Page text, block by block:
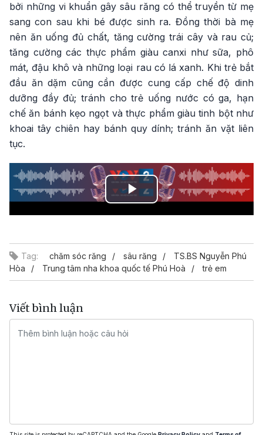
bởi những vi khuẩn gây sâu răng có thể truyền từ mẹ
sang con sau khi bé được sinh ra. Đồng thời bà mẹ
nên ăn uống đủ chất, tăng cường trái cây và rau củ;
tăng cường các thực phẩm giàu canxi như sữa, phô
mát, đậu khô và những loại rau có lá xanh. Khi trẻ bắt
đầu ăn dặm cũng cần được cung cấp chế độ dinh
dưỡng đầy đủ; tránh cho trẻ uống nước có ga, hạn
chế ăn bánh kẹo ngọt và thực phẩm giàu tinh bột như
khoai tây chiên hay bánh quy dính; tránh ăn vặt liên
tục.
Play
Tag: chăm sóc răng sâu răng
TS.BS Nguyễn Phú
Hòa
Trung tâm nha khoa quốc tế Phú Hoà trẻ em
Viết bình luận